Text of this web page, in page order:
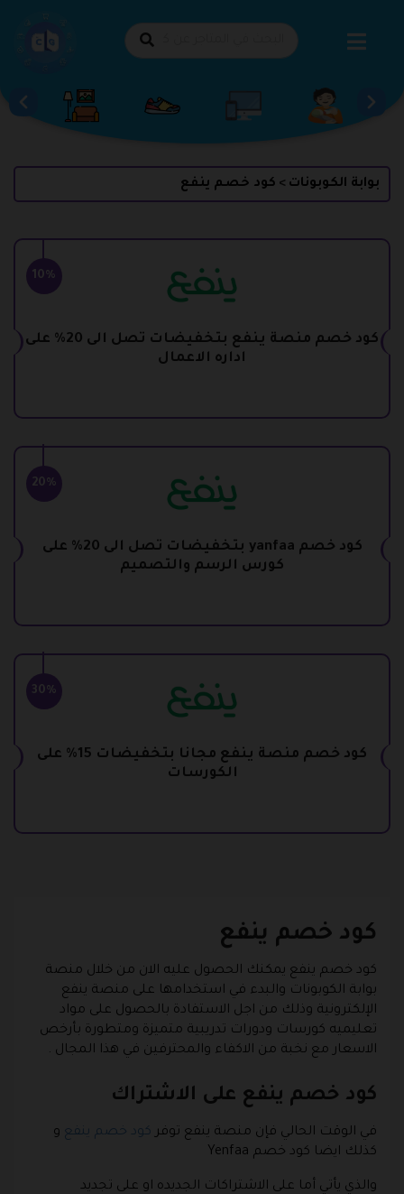
بوابة الكوبونات > كود خصم ينفع
10%
كود خصم منصة ينفع بتخفيضات تصل الى 20% على
اداره الاعمال
20%
كود خصم yanfaa بتخفيضات تصل الى 20% على
كورس الرسم والتصميم
30%
كود خصم منصة ينفع مجانا بتخفيضات 15% على
الكورسات
كود خصم ينفع
كود خصم ينفع يمكنك الحصول عليه الان من خلال منصة
بوابة الكوبونات والبدء في استخدامها على منصة ينفع
الإلكترونية وذلك من اجل الاستفادة بالحصول على مواد
تعليميه كورسات ودورات تدريبية متميزة ومتطورة بأرخص
الاسعار مع نخبة من الاكفاء والمحترفين في هذا المجال .
كود خصم ينفع على الاشتراك
في الوقت الحالي فإن منصة ينفع توفر كود خصم ينفع و
كذلك ايضا كود خصم Yenfaa
والذي يأتي أما على الاشتراكات الجديده او على تجديد